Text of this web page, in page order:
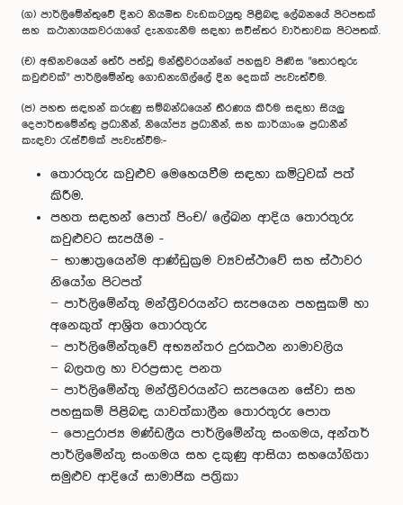
(ග) පාර්ලිමේන්තුවේ දිනට නියමිත වැඩකටයුතු පිළිබඳ ලේඛනයේ පිටපතක්
සහ කථානායකවරයාගේ දැනගැනීම සඳහා සවිස්තර වාර්තාවක පිටපතක්.
(ච) අභිනවයෙන් තේරී පත්වූ මන්ත්‍රීවරයන්ගේ පහසුව පිණිස "තොරතුරු
කවුළුවක්" පාර්ලිමේන්තු ගොඩනැගිල්ලේ දින දෙකක් පැවැත්වීම.
(ජ) පහත සඳහන් කරුණු සම්බන්ධයෙන් තීරණය කිරීම සඳහා සියලු
දෙපාර්තමේන්තු ප්‍රධානීන්, නියෝජ්‍ය ප්‍රධානීන්, සහ කාර්යාංශ ප්‍රධානීන්
කැඳවා රැස්වීමක් පැවැත්වීම:-
තොරතුරු කවුළුව මෙහෙයවීම සඳහා කමිටුවක් පත්
කිරීම.
පහත සඳහන් පොත් පිංච/ ලේඛන ආදිය තොරතුරු
කවුළුවට සැපයීම -
− භාෂාත්‍රයෙන්ම ආණ්ඩුක්‍රම ව්‍යවස්ථාවේ සහ ස්ථාවර
නියෝග පිටපත්
− පාර්ලිමේන්තු මන්ත්‍රීවරයන්ට සැපයෙන පහසුකම් හා
අනෙකුත් ආශ්‍රිත තොරතුරු
− පාර්ලිමේන්තුවේ අභ්‍යන්තර දුරකථන නාමාවලිය
− බලතල හා වරප්‍රසාද පනත
− පාර්ලිමේන්තු මන්ත්‍රීවරයන්ට සැපයෙන සේවා සහ
පහසුකම් පිළිබඳ යාවත්කාලීන තොරතුරු පොත
− පොදුරාජ්‍ය මණ්ඩලීය පාර්ලිමේන්තු සංගමය, අන්තර්
පාර්ලිමේන්තු සංගමය සහ දකුණු ආසියා සහයෝගිතා
සමුළුව ආදියේ සාමාජික පත්‍රිකා